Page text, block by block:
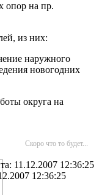
опор на пр.
из них:
наружного
новогодних
округа на
Скоро что то будет...
11.12.2007 12:36:25
12:36:25